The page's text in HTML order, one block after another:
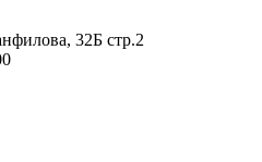
32Б стр.2